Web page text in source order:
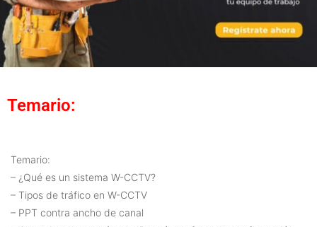
Temario:
Temario:
– ¿Qué es un sistema W-CCTV?
– Tipos de tráfico en W-CCTV
– PPT contra ancho de canal